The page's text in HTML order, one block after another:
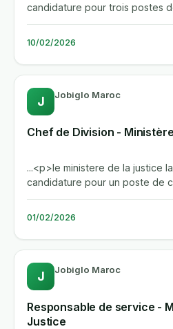
candidature pour trois postes
candidats retenus...
10/02/2026
J Jobiglo Maroc
Chef de Division -
...<p>le ministere de la justice
candidature pour un poste de
poste de...
01/02/2026
J Jobiglo Maroc
Responsable de service -
Justice